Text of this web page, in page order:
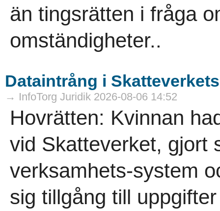
än tingsrätten i fråga
omständigheter..
Dataintrång i
→ InfoTorg Juridik 2026-08-06 14:52
Hovrätten: Kvinnan
vid Skatteverket, gjort
verksamhets-system
sig tillgång till